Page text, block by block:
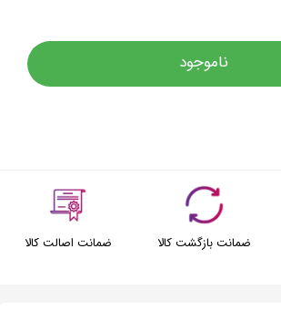
ناموجود
ضمانت بازگشت کالا ضمانت اصالت کالا